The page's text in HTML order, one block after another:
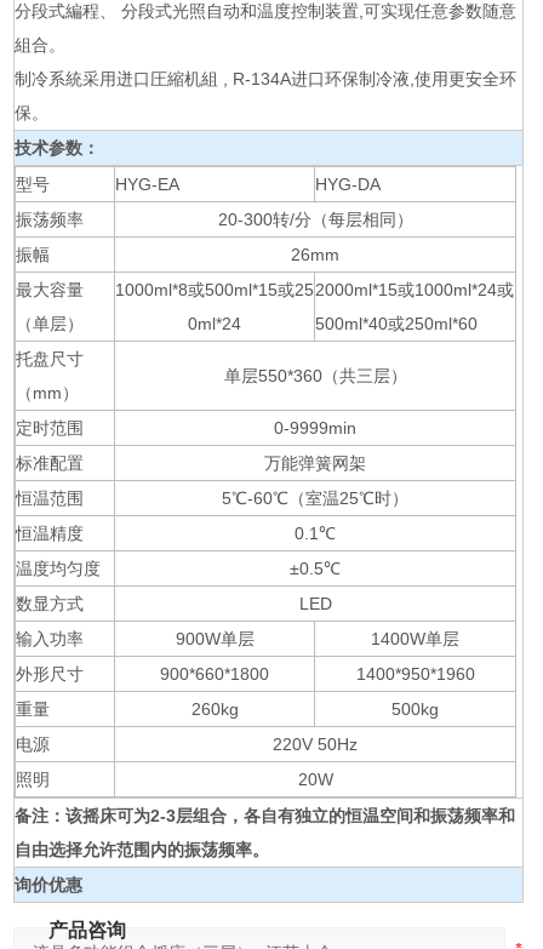
分段式編程、 分段式光照自动和温度控制装置,可实现任意参数随意
組合。
制冷系統采用迸口圧縮机組 , R-134A进口环保制冷液,使用更安全环
保。
技术参数：
型号
HYG-EA
HYG-DA
振荡频率
20-300转/分（每层相同）
振幅
26mm
最大容量
（单层）
1000ml*8或500ml*15或25
0ml*24
2000ml*15或1000ml*24或
500ml*40或250ml*60
托盘尺寸
（mm）
单层550*360（共三层）
定时范围
0-9999min
标准配置
万能弹簧网架
恒温范围
5℃-60℃（室温25℃时）
恒温精度
0.1℃
温度均匀度
±0.5℃
数显方式
LED
输入功率
900W单层
1400W单层
外形尺寸
900*660*1800
1400*950*1960
重量
260kg
500kg
电源
220V 50Hz
照明
20W
备注：该摇床可为2-3层组合，各自有独立的恒温空间和振荡频率和
自由选择允许范围内的振荡频率。
询价优惠
产品咨询